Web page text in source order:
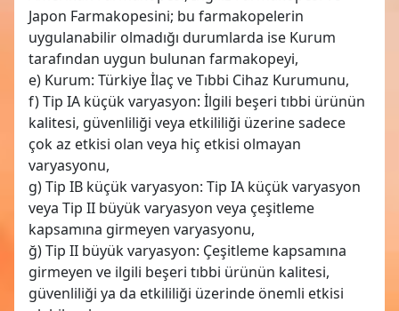
Japon Farmakopesini; bu farmakopelerin
uygulanabilir olmadığı durumlarda ise Kurum
tarafından uygun bulunan farmakopeyi,
e) Kurum: Türkiye İlaç ve Tıbbi Cihaz Kurumunu,
f) Tip IA küçük varyasyon: İlgili beşeri tıbbi ürünün
kalitesi, güvenliliği veya etkililiği üzerine sadece
çok az etkisi olan veya hiç etkisi olmayan
varyasyonu,
g) Tip IB küçük varyasyon: Tip IA küçük varyasyon
veya Tip II büyük varyasyon veya çeşitleme
kapsamına girmeyen varyasyonu,
ğ) Tip II büyük varyasyon: Çeşitleme kapsamına
girmeyen ve ilgili beşeri tıbbi ürünün kalitesi,
güvenliliği ya da etkililiği üzerinde önemli etkisi